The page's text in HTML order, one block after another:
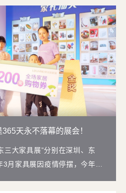
天永不落幕的展会！
三大家具展”分别在深圳、东
月家具展因疫情停摆，今年家